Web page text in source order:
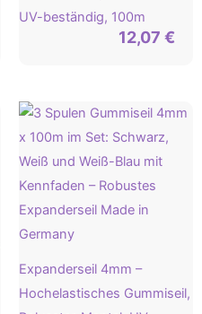
UV-beständig, 100m
12,07 €
Expanderseil 4mm –
Hochelastisches Gummiseil,